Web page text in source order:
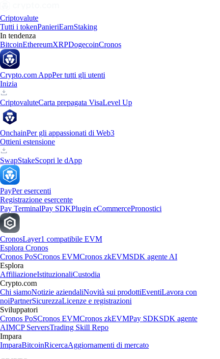
Criptovalute
Tutti i tokenPanieriEarnStaking
In tendenza
BitcoinEthereumXRPDogecoinCronos
Crypto.com AppPer tutti gli utenti
Inizia
CriptovaluteCarta prepagata VisaLevel Up
OnchainPer gli appassionati di Web3
Ottieni estensione
SwapStakeScopri le dApp
PayPer esercenti
Registrazione esercente
Pay TerminalPay SDKPlugin eCommercePronostici
CronosLayer1 compatibile EVM
Esplora Cronos
Cronos PoSCronos EVMCronos zkEVMSDK agente AI
Esplora
AffiliazioneIstituzionaliCustodia
Crypto.com
Chi siamoNotizie aziendaliNovità sui prodottiEventiLavora con
noiPartnerSicurezzaLicenze e registrazioni
Sviluppatori
Cronos PoSCronos EVMCronos zkEVMPay SDKSDK agente
AIMCP ServersTrading Skill Repo
Impara
ImparaBitcoinRicercaAggiornamenti di mercato